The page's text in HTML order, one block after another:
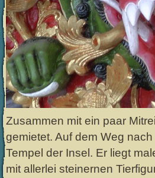
Zusammen mit ein paar
gemietet. Auf dem Weg
Tempel der Insel. Er liegt
mit allerlei steinernen